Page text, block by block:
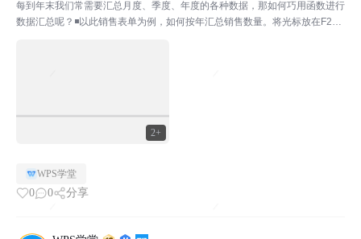
2+
每到年末我们常需要汇总月度、季度、年度的各种数据，那如何巧用函数进行
数据汇总呢？◾以此销售表单为例，如何按年汇总销售数量。将光标放在F2
WPS学堂
0 0 分享